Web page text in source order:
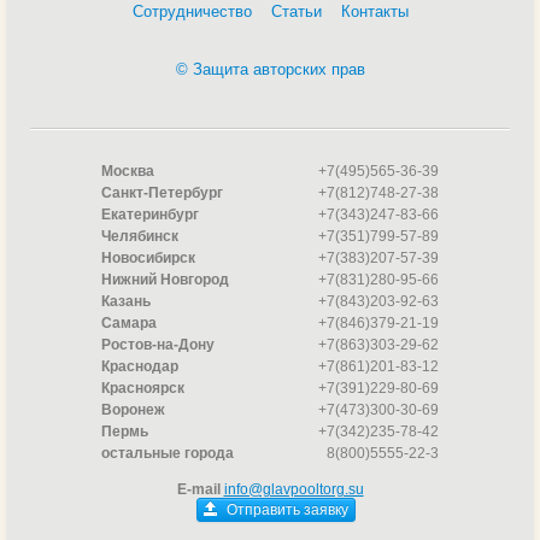
Сотрудничество Статьи Контакты
© Защита авторских прав
Москва
+7(495)565-36-39
Санкт-Петербург
+7(812)748-27-38
Екатеринбург
+7(343)247-83-66
Челябинск
+7(351)799-57-89
Новосибирск
+7(383)207-57-39
Нижний Новгород
+7(831)280-95-66
Казань
+7(843)203-92-63
Самара
+7(846)379-21-19
Ростов-на-Дону
+7(863)303-29-62
Краснодар
+7(861)201-83-12
Красноярск
+7(391)229-80-69
Воронеж
+7(473)300-30-69
Пермь
+7(342)235-78-42
остальные города
8(800)5555-22-3
E-mail info@glavpooltorg.su
Отправить заявку